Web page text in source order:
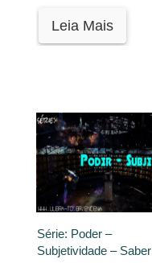
Leia Mais
Série: Poder –
Subjetividade – Saber